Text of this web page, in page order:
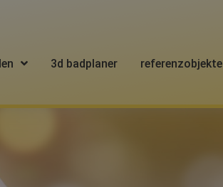
3d badplaner referenzobjekte